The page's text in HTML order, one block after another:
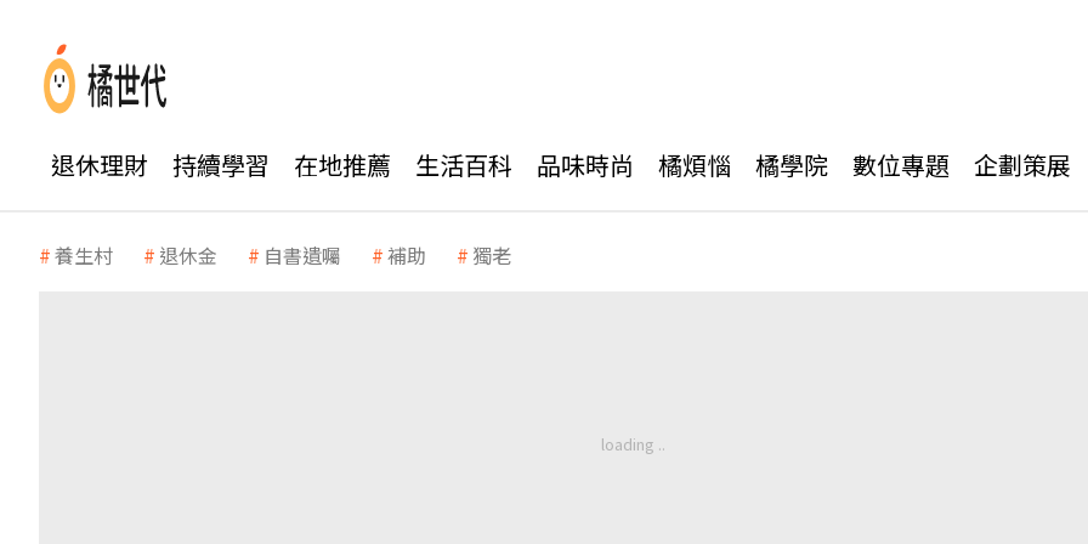
退休理財 持續學習 在地推薦 生活百科 品味時尚 橘煩惱 橘學院 數位專題 企劃策展
養生村 退休金 自書遺囑 補助 獨老